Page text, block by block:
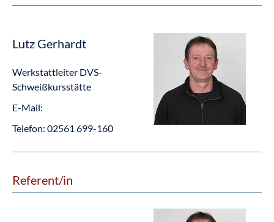
Lutz Gerhardt
Werkstattleiter DVS-
Schweißkursstätte
E-Mail:
Telefon: 02561 699-160
Referent/in